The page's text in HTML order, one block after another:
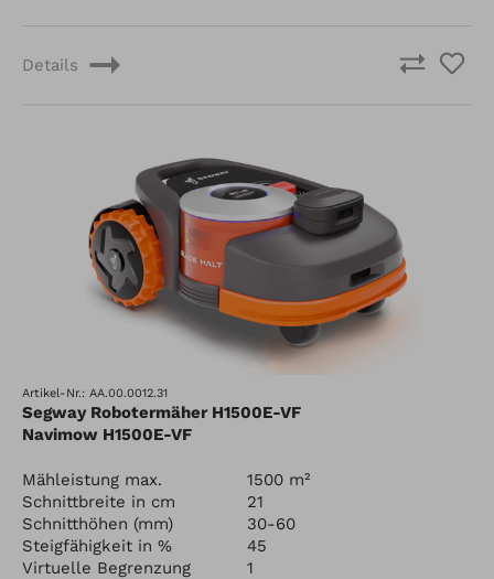
Details
Artikel-Nr.: AA.00.0012.31
Segway Robotermäher H1500E-VF
Navimow H1500E-VF
Mähleistung max.
1500 m²
Schnittbreite in cm
21
Schnitthöhen (mm)
30-60
Steigfähigkeit in %
45
Virtuelle Begrenzung
1